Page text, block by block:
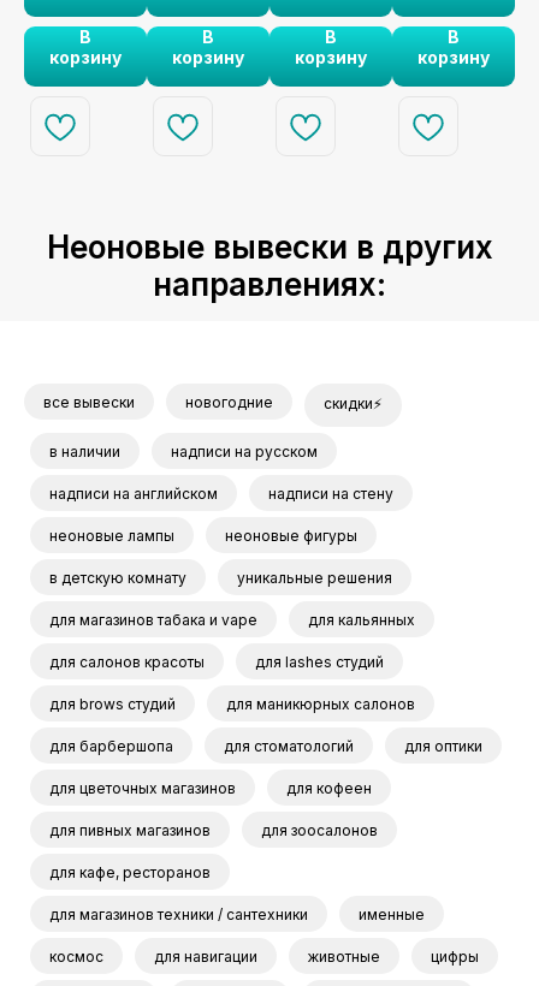
В
корзину
В
корзину
В
корзину
хорошее
настроение.
В
корзину
Неоновые вывески в других
направлениях:
все вывески новогодние скидки⚡
в наличии надписи на русском
надписи на английском надписи на стену
неоновые лампы неоновые фигуры
в детскую комнату уникальные решения
для магазинов табака и vape для кальянных
для салонов красоты для lashes студий
для brows студий для маникюрных салонов
для барбершопа для стоматологий для оптики
для цветочных магазинов для кофеен
для пивных магазинов для зоосалонов
для кафе, ресторанов
для магазинов техники / сантехники именные
космос для навигации животные цифры